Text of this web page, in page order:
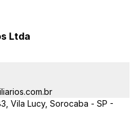
e venda. As consultas
ou pela Internet,
com as características que
terá as informações sobre o
visita ou pesquisar
o formulário Procura
Ltda
Vila Lucy, Sorocaba - SP -